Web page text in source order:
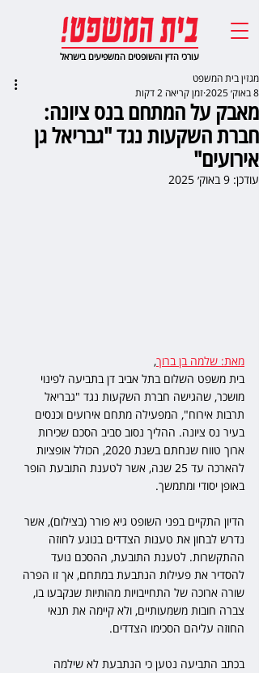
עורכי הדין והשופטים המשפיעים בישראל
מאבק על המתחם בנס ציונה:
חברת השקעות נגד "גבריאל גן
אירועים"
מגזין בית המשפט
8 באוק׳ 2025
זמן קריאה 2 דקות
עודכן: 9 באוק׳ 2025
מאת: שלמה בן ברוך,
בית משפט השלום בתל אביב דן בתביעה לפינוי
מושכר, שהגישה חברת השקעות נגד "גבריאל
תרבות אירוח", המפעילה מתחם אירועים וכנסים
בעיר נס ציונה. ההליך נסוב סביב הסכם שכירות
ארוך טווח שנחתם בשנת 2020, הכולל אופציות
להארכה עד 25 שנה, אשר לטענת התובעת הופר
באופן יסודי ומתמשך.
הדיון התקיים בפני השופט גיא פורר (בצילום), אשר
נדרש לבחון את טענות הצדדים בנוגע לחוזה
ההתקשרות. לטענת התובעת, ההסכם נועד
להסדיר את פעילות הנתבעת במתחם, אך זו הפרה
שורה ארוכה של התחייבויות מהותיות שנקבעו בו,
צברה חובות משמעותיים, ולא קיימה את תנאי
החוזה עליהם הסכימו הצדדים.
בכתב התביעה נטען כי הנתבעת לא שילמה